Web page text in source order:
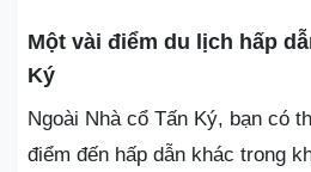
Một vài điểm du lịch hấp
Ký
Ngoài Nhà cổ Tấn Ký, bạn có
điểm đến hấp dẫn khác trong